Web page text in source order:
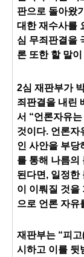
판으로 돌아왔
대한 재수사를
심 무죄판결을
론 또한 할 말
2심 재판부가
죄판결을 내린
서 “언론자유
것이다. 언론자
인 사안을 부당
를 통해 나름의
된다면, 일정한
이 이뤄질 것을
으로 언론 자유
재판부는 “피
시하고 이를 뒷